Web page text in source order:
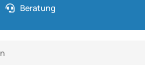
Beratung